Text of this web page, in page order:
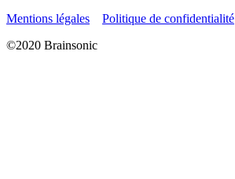
Mentions légales
Politique de confidentialité
©2020 Brainsonic